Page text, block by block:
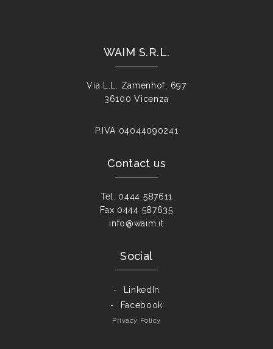
WAIM S.R.L.
Via L.L. Zamenhof, 697
36100 Vicenza
P.IVA 04044090241
Contact us
Tel. 0444 587611
Fax 0444 587635
info@waim.it
Social
LinkedIn
Facebook
Privacy Policy